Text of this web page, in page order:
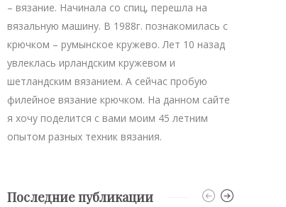
– вязание. Начинала со спиц, перешла на
вязальную машину. В 1988г. познакомилась с
крючком – румынское кружево. Лет 10 назад
увлеклась ирландским кружевом и
шетландским вязанием. А сейчас пробую
филейное вязание крючком. На данном сайте
я хочу поделится с вами моим 45 летним
опытом разных техник вязания.
Последние публикации